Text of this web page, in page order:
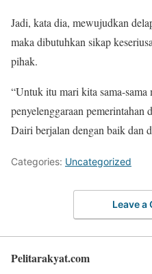
Jadi, kata dia, mewujudkan
maka dibutuhkan sikap
pihak.
“Untuk itu mari kita sama-
penyelenggaraan pemerintahan
Dairi berjalan dengan baik dan
Categories: Uncategorized
Leave a
Pelitarakyat.com